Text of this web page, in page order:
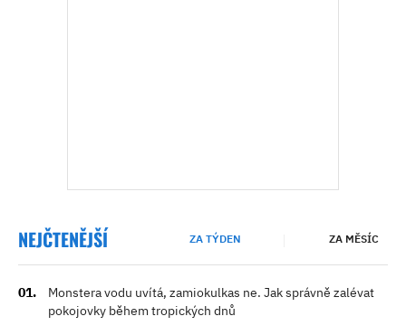
NEJČTENĚJŠÍ ZA TÝDEN ZA MĚSÍC
Monstera vodu uvítá, zamiokulkas ne. Jak správně zalévat
pokojovky během tropických dnů